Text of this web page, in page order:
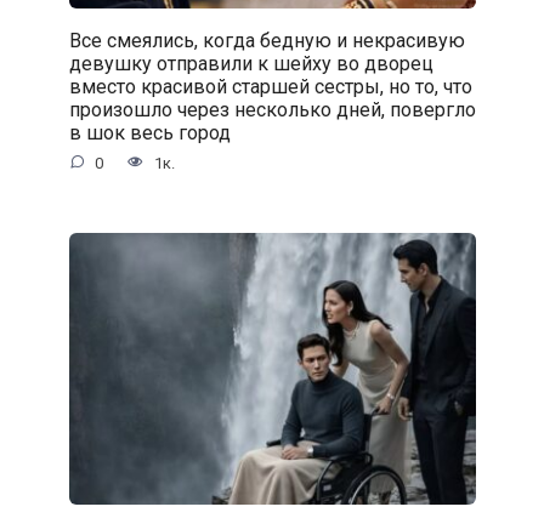
Все смеялись, когда бедную и некрасивую
девушку отправили к шейху во дворец
вместо красивой старшей сестры, но то, что
произошло через несколько дней, повергло
в шок весь город
0 1к.